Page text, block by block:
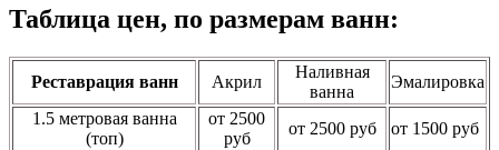
Таблица цен, по размерам ванн:
Реставрация ванн Акрил
Наливная
ванна
Эмалировка
1.5 метровая ванна
(топ)
от 2500
руб
от 2500 руб
от 1500 руб